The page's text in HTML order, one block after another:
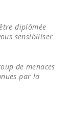
diplômée
sensibiliser
de menaces
par la